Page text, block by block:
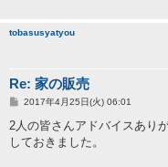
tobasusyatyou
Re: 家の販売
投
記
事
2017年4月25日(火) 06:01
2人の皆さんアドバイスあり
しておきました。